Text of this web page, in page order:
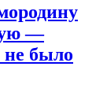
—
не было